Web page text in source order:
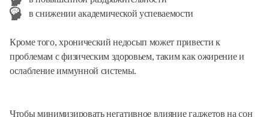
в снижении академической успеваемости
Кроме того, хронический недосып может привести к
проблемам с физическим здоровьем, таким как ожирение и
ослабление иммунной системы.
Чтобы минимизировать негативное влияние гаджетов на сон